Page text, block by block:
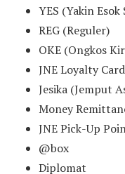
YES (Yakin Esok
REG (Reguler)
OKE (Ongkos
JNE Loyalty
Jesika (Jemput
Money
JNE Pick-Up
@box
Diplomat